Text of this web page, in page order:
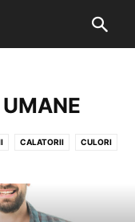
CALATORII CULORI
LITERE & SEMNE
CONSTRUCTII